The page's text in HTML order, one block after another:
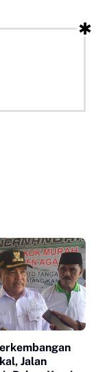
Jalan